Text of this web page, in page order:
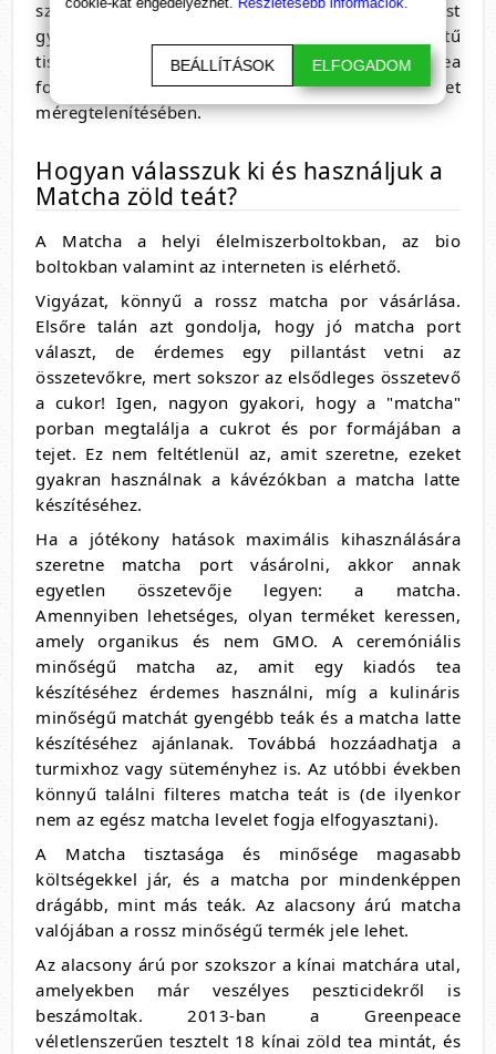
szállítási kapacitását a sejtekbe, ami segít a test
gyorsabb regenerálódásában és a sejtszintű
tisztításában. Napi egy csésze matcha tea
fogyasztása nagyban segíthet a szervezet
méregtelenítésében.
Hogyan válasszuk ki és használjuk a
Matcha zöld teát?
A Matcha a helyi élelmiszerboltokban, az bio
boltokban valamint az interneten is elérhető.
Vigyázat, könnyű a rossz matcha por vásárlása.
Elsőre talán azt gondolja, hogy jó matcha port
választ, de érdemes egy pillantást vetni az
összetevőkre, mert sokszor az elsődleges összetevő
a cukor! Igen, nagyon gyakori, hogy a "matcha"
porban megtalálja a cukrot és por formájában a
tejet. Ez nem feltétlenül az, amit szeretne, ezeket
gyakran használnak a kávézókban a matcha latte
készítéséhez.
Ha a jótékony hatások maximális kihasználására
szeretne matcha port vásárolni, akkor annak
egyetlen összetevője legyen: a matcha.
Amennyiben lehetséges, olyan terméket keressen,
amely organikus és nem GMO. A ceremóniális
minőségű matcha az, amit egy kiadós tea
készítéséhez érdemes használni, míg a kulináris
minőségű matchát gyengébb teák és a matcha latte
készítéséhez ajánlanak. Továbbá hozzáadhatja a
turmixhoz vagy süteményhez is. Az utóbbi években
könnyű találni filteres matcha teát is (de ilyenkor
nem az egész matcha levelet fogja elfogyasztani).
A Matcha tisztasága és minősége magasabb
költségekkel jár, és a matcha por mindenképpen
drágább, mint más teák. Az alacsony árú matcha
valójában a rossz minőségű termék jele lehet.
Az alacsony árú por szokszor a kínai matchára utal,
amelyekben már veszélyes peszticidekről is
beszámoltak. 2013-ban a Greenpeace
véletlenszerűen tesztelt 18 kínai zöld tea mintát, és
BEÁLLÍTÁSOK ELFOGADOM